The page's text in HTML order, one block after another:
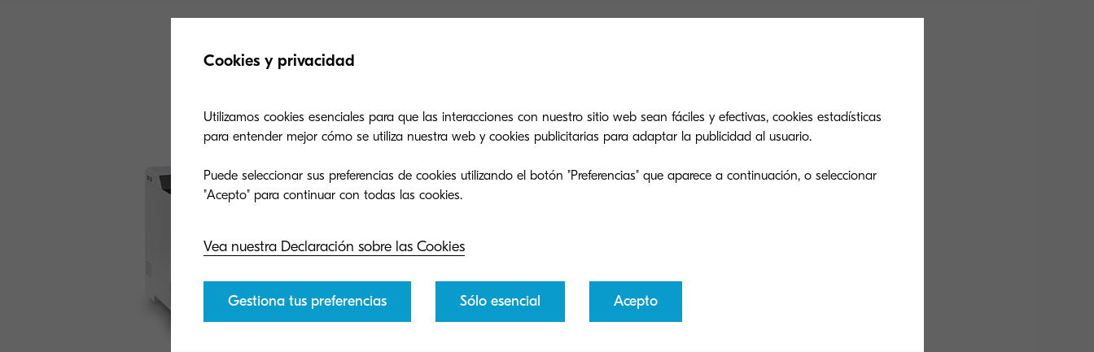
General Gestión del papel Impresión
Tipo general
Velocidad del motor
Tiempo de calentamiento
Cookies y privacidad
Utilizamos cookies esenciales para que las interacciones con nuestro sitio web sean fáciles y efectivas, cookies estadísticas
para entender mejor cómo se utiliza nuestra web y cookies publicitarias para adaptar la publicidad al usuario.
Puede seleccionar sus preferencias de cookies utilizando el botón "Preferencias" que aparece a continuación, o seleccionar
"Acepto" para continuar con todas las cookies.
Vea nuestra Declaración sobre las Cookies
Gestiona tus preferencias Sólo esencial Acepto